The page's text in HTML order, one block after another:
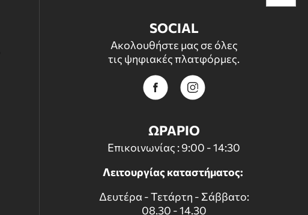
SOCIAL
Ακολουθήστε μας σε όλες
τις ψηφιακές πλατφόρμες.
ΩΡΑΡΙΟ
Επικοινωνίας : 9:00 - 14:30
Λειτουργίας καταστήματος:
Δευτέρα - Τετάρτη - Σάββατο:
08.30 - 14.30